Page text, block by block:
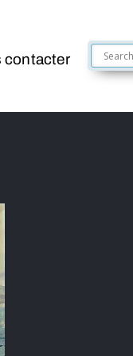
contacter